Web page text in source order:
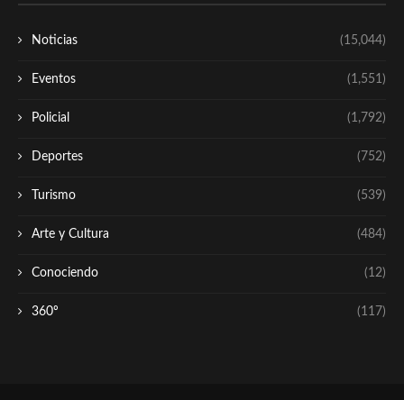
Noticias (15,044)
Eventos (1,551)
Policial (1,792)
Deportes (752)
Turismo (539)
Arte y Cultura (484)
Conociendo (12)
360º (117)